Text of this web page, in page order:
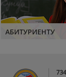
АБИТУРИЕНТУ